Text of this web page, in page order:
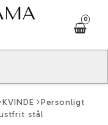
0
KVINDE
Personligt
stål